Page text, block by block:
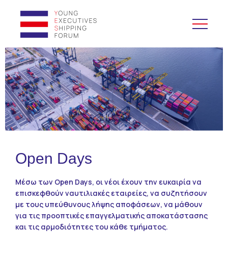
YES to Schools &
Universities
Yes to Forums
Mentoring
Μάθημα Ναυτιλίας
CV Platform
Επικοινωνία
Open Days
Μέσω των Open Days, οι νέοι έχουν την ευκαιρία να
επισκεφθούν ναυτιλιακές εταιρείες, να συζητήσουν
με τους υπεύθυνους λήψης αποφάσεων, να μάθουν
για τις προοπτικές επαγγελματικής αποκατάστασης
και τις αρμοδιότητες του κάθε τμήματος.